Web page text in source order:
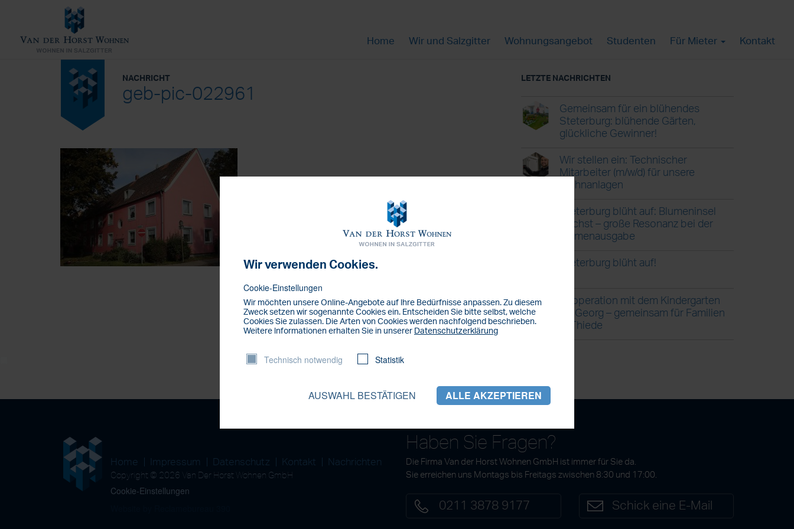
Home Wir und Salzgitter Wohnungsangebot Studenten Für Mieter Kontakt
NACHRICHT
geb-pic-022961
LETZTE NACHRICHTEN
Gemeinsam für ein blühendes
Steterburg: blühende Gärten,
glückliche Gewinner!
Wir stellen ein: Technischer
Mitarbeiter (m/w/d) für unsere
Wohnanlagen
Steterburg blüht auf: Blumeninsel
wächst – große Resonanz bei der
Blumenausgabe
Steterburg blüht auf!
Kooperation mit dem Kindergarten
St. Georg – gemeinsam für Familien
in Thiede
Home Impressum Datenschutz Kontakt Nachrichten
Copyright © 2026 Van Der Horst Wohnen GmbH
Cookie-Einstellungen
Haben Sie Fragen?
Die Firma Van der Horst Wohnen GmbH ist immer für Sie da.
Sie erreichen uns Montags bis Freitags zwischen 8:30 und 17:00.
0211 3878 9177 Schick eine E-Mail
Wir verwenden Cookies.
Cookie-Einstellungen
Wir möchten unsere Online-Angebote auf lhre Bedürfnisse anpassen. Zu diesem
Zweck setzen wir sogenannte Cookies ein. Entscheiden Sie bitte selbst, welche
Cookies Sie zulassen. Die Arten von Cookies werden nachfolgend beschrieben.
Weitere lnformationen erhalten Sie in unserer Datenschutzerklärung
Technisch notwendig Statistik
AUSWAHL BESTÄTIGEN ALLE AKZEPTIEREN